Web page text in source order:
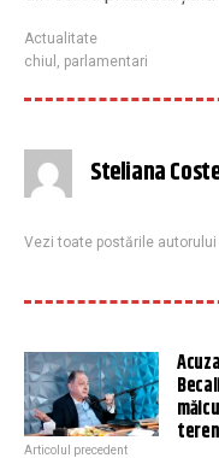
Actualitate
chiul , parlamentari
Steliana
Vezi toate postările autorului
Articolul precedent